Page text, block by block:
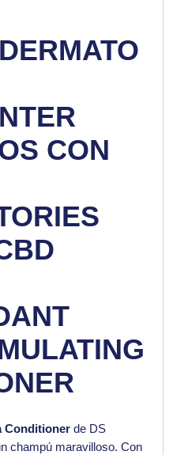
DERMATO
CON
Conditionerde DS
champú maravilloso. Con